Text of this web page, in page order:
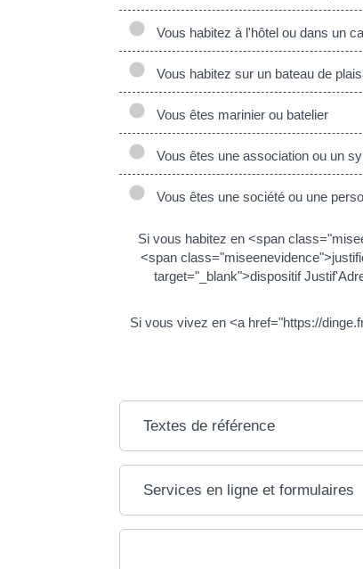
Vous habitez à l'hôtel ou dans un
Vous habitez sur un bateau de
Vous êtes marinier ou batelier
Vous êtes une association ou un
Vous êtes une société ou une
Si vous habitez en <span
<span
target="_blank">dispositif
Si vous vivez en <a href="https://
Textes de référence
Services en ligne et formulaires